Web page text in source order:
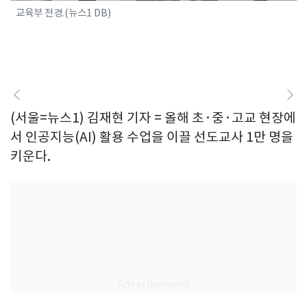
교육부 전경.(뉴스1 DB)
(서울=뉴스1) 김재현 기자 = 올해 초·중·고교 현장에
서 인공지능(AI) 활용 수업을 이끌 선도교사 1만 명을
키운다.